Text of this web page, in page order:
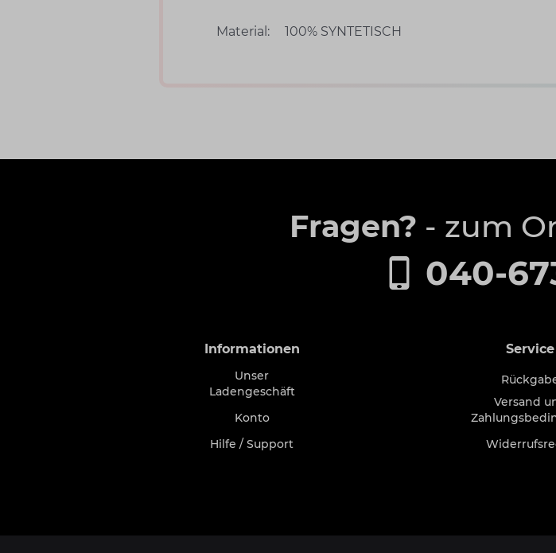
Material: 100% SYNTETISCH
Fragen? - zum
040-
Informationen
Unser
Ladengeschäft
Konto
Hilfe / Support
Service
Versand